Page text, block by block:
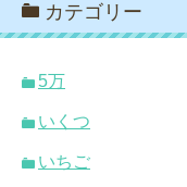
カテゴリー
5万
いくつ
いちご